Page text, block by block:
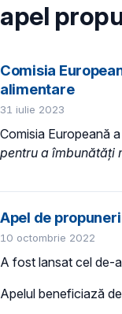
apel
Comisia
alimentare
31 iulie 2023
Comisia Europeană
pentru a îmbunătăți
Apel de
10 octombrie 2022
A fost lansat cel de-
Apelul beneficiază